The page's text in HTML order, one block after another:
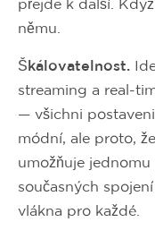
přejde k další.
němu.
Škálovatelnost.
streaming a real-
— všichni
módní, ale proto,
umožňuje
současných
vlákna pro každé.